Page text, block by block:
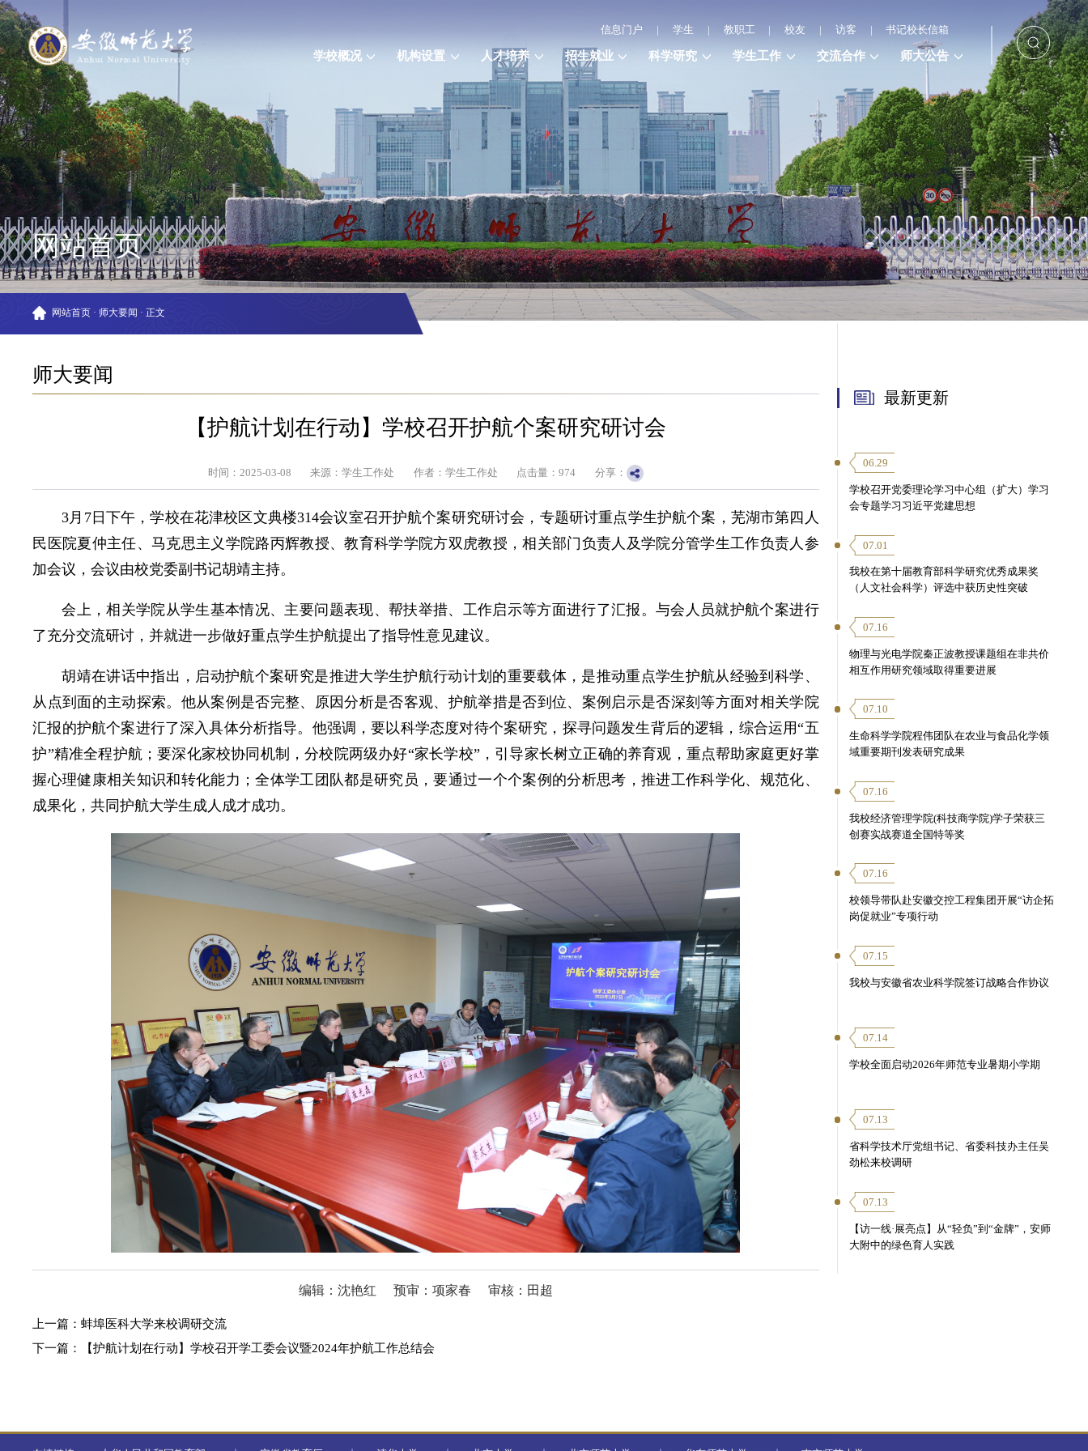
信息门户 | 学生 | 教职工 | 校友 | 访客 | 书记校长信箱
学校概况 机构设置 人才培养 招生就业 科学研究 学生工作 交流合作 师大公告
网站首页
网站首页 · 师大要闻 · 正文
师大要闻
【护航计划在行动】学校召开护航个案研究研讨会
时间：2025-03-08 来源：学生工作处 作者：学生工作处 点击量：974 分享：
3月7日下午，学校在花津校区文典楼314会议室召开护航个案研究研讨会，专题研讨重点学生护航个案，芜湖市第四人
民医院夏仲主任、马克思主义学院路丙辉教授、教育科学学院方双虎教授，相关部门负责人及学院分管学生工作负责人参
加会议，会议由校党委副书记胡靖主持。
会上，相关学院从学生基本情况、主要问题表现、帮扶举措、工作启示等方面进行了汇报。与会人员就护航个案进行
了充分交流研讨，并就进一步做好重点学生护航提出了指导性意见建议。
胡靖在讲话中指出，启动护航个案研究是推进大学生护航行动计划的重要载体，是推动重点学生护航从经验到科学、
从点到面的主动探索。他从案例是否完整、原因分析是否客观、护航举措是否到位、案例启示是否深刻等方面对相关学院
汇报的护航个案进行了深入具体分析指导。他强调，要以科学态度对待个案研究，探寻问题发生背后的逻辑，综合运用“五
护”精准全程护航；要深化家校协同机制，分校院两级办好“家长学校”，引导家长树立正确的养育观，重点帮助家庭更好掌
握心理健康相关知识和转化能力；全体学工团队都是研究员，要通过一个个案例的分析思考，推进工作科学化、规范化、
成果化，共同护航大学生成人成才成功。
编辑：沈艳红 预审：项家春 审核：田超
上一篇：蚌埠医科大学来校调研交流
下一篇：
【护航计划在行动】学校召开学工委会议暨2024年护航工作总结会
最新更新
06.29
学校召开党委理论学习中心组（扩大）学习
会专题学习习近平党建思想
07.01
我校在第十届教育部科学研究优秀成果奖
（人文社会科学）评选中获历史性突破
07.16
物理与光电学院秦正波教授课题组在非共价
相互作用研究领域取得重要进展
07.10
生命科学学院程伟团队在农业与食品化学领
域重要期刊发表研究成果
07.16
我校经济管理学院(科技商学院)学子荣获三
创赛实战赛道全国特等奖
07.16
校领导带队赴安徽交控工程集团开展“访企拓
岗促就业”专项行动
07.15
我校与安徽省农业科学院签订战略合作协议
07.14
学校全面启动2026年师范专业暑期小学期
07.13
省科学技术厅党组书记、省委科技办主任吴
劲松来校调研
07.13
【访一线·展亮点】从“轻负”到“金牌”，安师
大附中的绿色育人实践